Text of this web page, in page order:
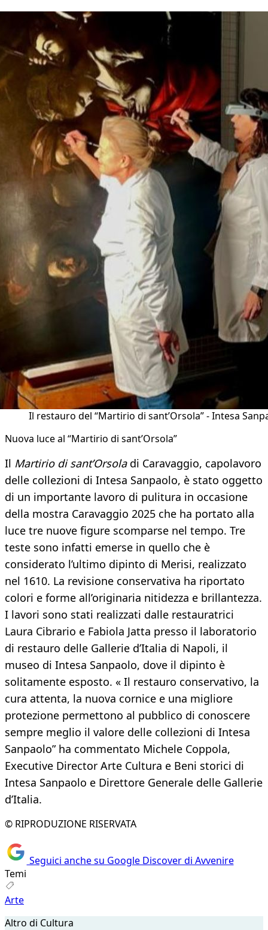
Il restauro del “Martirio di sant’Orsola” - Intesa
Nuova luce al “Martirio di sant’Orsola”
Il Martirio di sant’Orsola di Caravaggio, capolavoro
delle collezioni di Intesa Sanpaolo, è stato oggetto
di un importante lavoro di pulitura in occasione
della mostra Caravaggio 2025 che ha portato alla
luce tre nuove figure scomparse nel tempo. Tre
teste sono infatti emerse in quello che è
considerato l’ultimo dipinto di Merisi, realizzato
nel 1610. La revisione conservativa ha riportato
colori e forme all’originaria nitidezza e brillantezza.
I lavori sono stati realizzati dalle restauratrici
Laura Cibrario e Fabiola Jatta presso il laboratorio
di restauro delle Gallerie d’Italia di Napoli, il
museo di Intesa Sanpaolo, dove il dipinto è
solitamente esposto. « Il restauro conservativo, la
cura attenta, la nuova cornice e una migliore
protezione permettono al pubblico di conoscere
sempre meglio il valore delle collezioni di Intesa
Sanpaolo” ha commentato Michele Coppola,
Executive Director Arte Cultura e Beni storici di
Intesa Sanpaolo e Direttore Generale delle Gallerie
d’Italia.
© RIPRODUZIONE RISERVATA
Seguici anche su Google Discover di Avvenire
Temi
Arte
Altro di Cultura